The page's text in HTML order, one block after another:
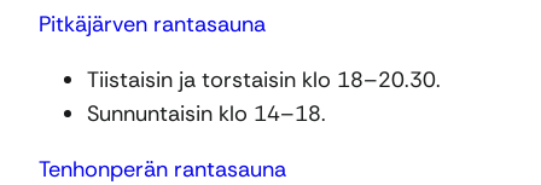
Pitkäjärven rantasauna
Tiistaisin ja torstaisin klo 18–20.30.
Sunnuntaisin klo 14–18.
Tenhonperän rantasauna